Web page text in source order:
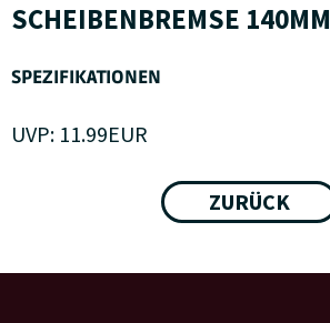
SCHEIBENBREMSE 140MM
SPEZIFIKATIONEN
UVP: 11.99EUR
ZURÜCK